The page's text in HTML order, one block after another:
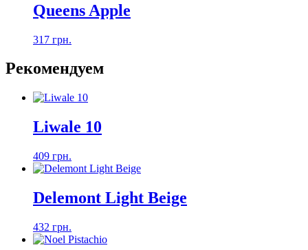
Queens Apple
317 грн.
Рекомендуем
Liwale 10
409 грн.
Delemont Light Beige
432 грн.